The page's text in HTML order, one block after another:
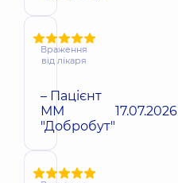
Враження
від лікаря
– Пацієнт
ММ
"Добробут"
17.07.2026